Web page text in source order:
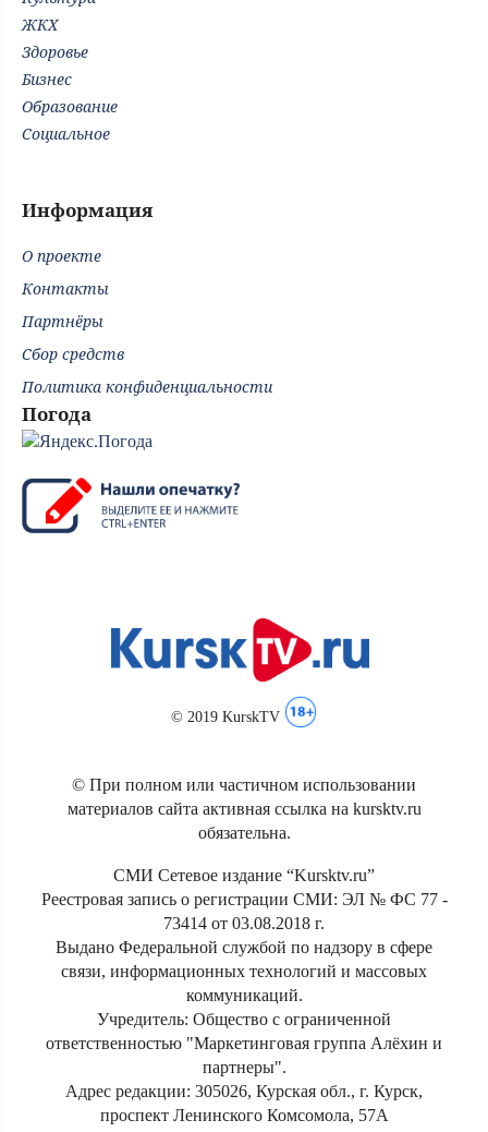
ЖКХ
Здоровье
Бизнес
Образование
Социальное
Информация
О проекте
Контакты
Партнёры
Сбор средств
Политика конфиденциальности
Погода
© 2019 KurskTV
© При полном или частичном использовании
материалов сайта активная ссылка на kursktv.ru
обязательна.
СМИ Сетевое издание “Kursktv.ru”
Реестровая запись о регистрации СМИ: ЭЛ № ФС 77 -
73414 от 03.08.2018 г.
Выдано Федеральной службой по надзору в сфере
связи, информационных технологий и массовых
коммуникаций.
Учредитель: Общество с ограниченной
ответственностью "Маркетинговая группа Алёхин и
партнеры".
Адрес редакции: 305026, Курская обл., г. Курск,
проспект Ленинского Комсомола, 57А